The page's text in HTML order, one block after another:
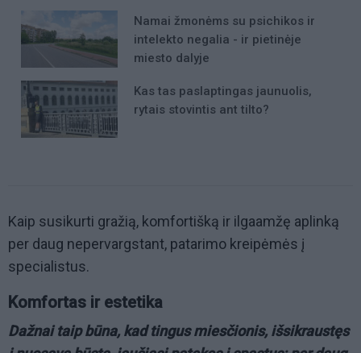
Namai žmonėms su psichikos ir
intelekto negalia - ir pietinėje
miesto dalyje
Kas tas paslaptingas jaunuolis,
rytais stovintis ant tilto?
Kaip susikurti gražią, komfortišką ir ilgaamžę aplinką
per daug nepervargstant, patarimo kreipėmės į
specialistus.
Komfortas ir estetika
Dažnai taip būna, kad tingus miesčionis, išsikraustęs